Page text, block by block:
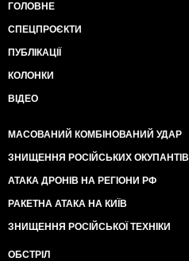
ГОЛОВНЕ
СПЕЦПРОЄКТИ
ПУБЛІКАЦІЇ
КОЛОНКИ
ВІДЕО
МАСОВАНИЙ КОМБІНОВАНИЙ УДАР
ЗНИЩЕННЯ РОСІЙСЬКИХ ОКУПАНТІВ
АТАКА ДРОНІВ НА РЕГІОНИ РФ
РАКЕТНА АТАКА НА КИЇВ
ЗНИЩЕННЯ РОСІЙСЬКОЇ ТЕХНІКИ
ОБСТРІЛ